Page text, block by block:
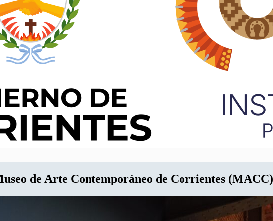
de Arte Contemporáneo de Corrientes (MACC)